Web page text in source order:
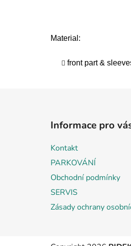
Material:
front part &
Informace pro
Kontakt
PARKOVÁNÍ
Obchodní podmínky
SERVIS
Zásady ochrany